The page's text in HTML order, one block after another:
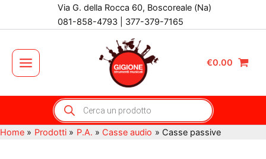
Via G. della Rocca 60, Boscoreale (Na)
081-858-4793 | 377-379-7165
Main
Menu
€0.00
Products
search
Home Prodotti P.A. Casse audio Casse passive